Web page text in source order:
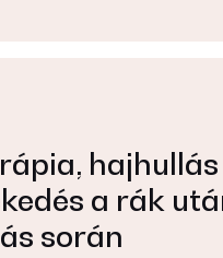
hajhullás
a rák
során